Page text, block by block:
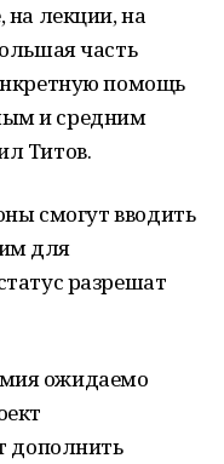
на лекции, на
часть
помощь
и средним
Титов.
смогут вводить
для
разрешат
ожидаемо
дополнить